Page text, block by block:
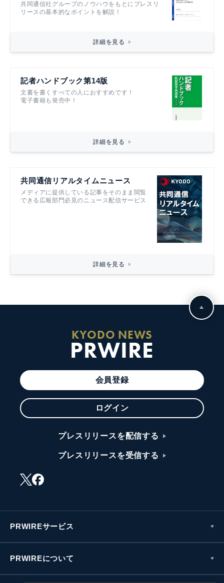
共同通信社グループのノウハウをもとにプレスリ
リースの基本的なポイントを解説！
詳細を見る
記者ハンドブック第14版
文書を書くすべての人におすすめです！
電子書籍も発売中！
詳細を見る
共同通信リアルタイムニュース
メディアに提供している記事をそのまま閲覧
できる広報部門必見のニュース配信サービス
詳細を見る
KYODO NEWS
PRWIRE
会員登録
ログイン
プレスリリースを配信する
プレスリリースを受信する
PRWIREサービス
PRWIREについて